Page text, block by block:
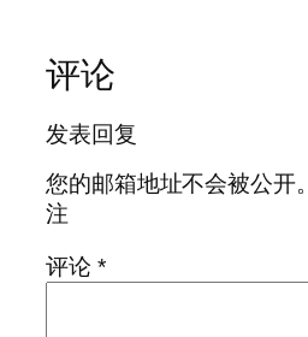
评论
发表回复
您的邮箱地址不会被公开。
注
评论 *